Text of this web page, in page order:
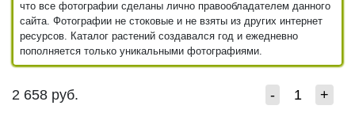
что все фотографии сделаны лично правообладателем данного
сайта. Фотографии не стоковые и не взяты из других интернет
ресурсов. Каталог растений создавался год и ежедневно
пополняется только уникальными фотографиями.
2 658 руб. - +